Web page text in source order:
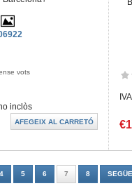
vots
inclòs
4 5 6 7 8